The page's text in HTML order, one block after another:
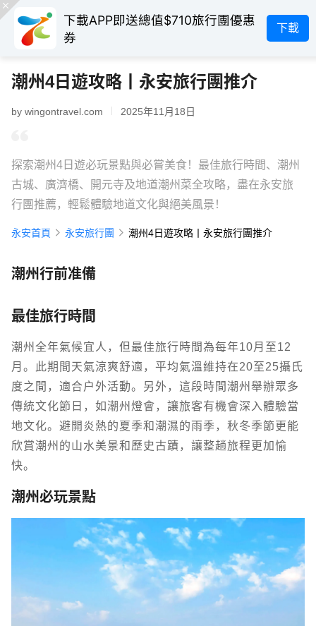
下載APP即送總值$710旅行團優惠
券
下載
潮州4日遊攻略丨永安旅行團推介
by wingontravel.com 2025年11月18日
探索潮州4日遊必玩景點與必嘗美食！最佳旅行時間、潮州
古城、廣濟橋、開元寺及地道潮州菜全攻略，盡在永安旅
行團推薦，輕鬆體驗地道文化與絕美風景！
永安首頁 永安旅行團 潮州4日遊攻略丨永安旅行團推介
潮州行前准備
最佳旅行時間
潮州全年氣候宜人，但最佳旅行時間為每年10月至12
月。此期間天氣涼爽舒適，平均氣溫維持在20至25攝氏
度之間，適合戶外活動。另外，這段時間潮州舉辦眾多
傳統文化節日，如潮州燈會，讓旅客有機會深入體驗當
地文化。避開炎熱的夏季和潮濕的雨季，秋冬季節更能
欣賞潮州的山水美景和歷史古蹟，讓整趟旅程更加愉
快。
潮州必玩景點